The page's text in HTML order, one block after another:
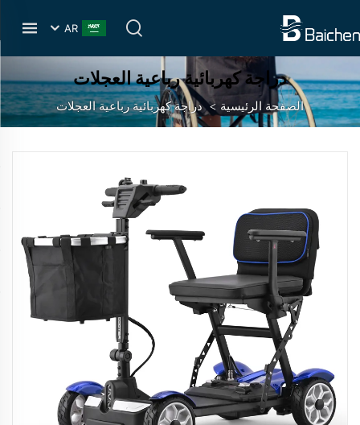
AR
دراجة كهربائية رباعية العجلات
الصفحة الرئيسية >دراجة كهربائية رباعية العجلات